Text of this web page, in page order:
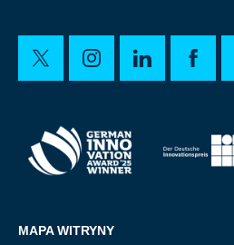
MAPA WITRYNY